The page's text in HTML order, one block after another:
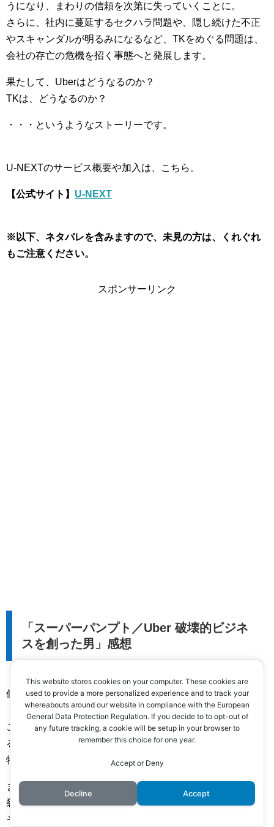
うになり、まわりの信頼を次第に失っていくことに。
さらに、社内に蔓延するセクハラ問題や、隠し続けた不正
やスキャンダルが明るみになるなど、TKをめぐる問題は、
会社の存亡の危機を招く事態へと発展します。
果たして、Uberはどうなるのか？
TKは、どうなるのか？
・・・というようなストーリーです。
U-NEXTのサービス概要や加入は、こちら。
【公式サイト】 U-NEXT
※以下、ネタバレを含みますので、未見の方は、くれぐれ
もご注意ください。
スポンサーリンク
「スーパーパンプト／Uber 破壊的ビジネ
スを創った男」感想
個人的には、かなり面白かったです！
・・・が。
これは、ちょっと、好みや評価は人によって大きく分かれ
るかも。
特に女性の方は、難しいかもしれませんね。
ま～なにせ、第1話の冒頭から、TKのクソ野郎っぷりが炸
裂。（笑）
その後も、目的のためなら手段を選ばず、傲慢で自己中で
This website stores cookies on your computer. These cookies are
used to provide a more personalized experience and to track your
whereabouts around our website in compliance with the European
General Data Protection Regulation. If you decide to to opt-out of
any future tracking, a cookie will be setup in your browser to
remember this choice for one year.
Accept or Deny
Decline Accept